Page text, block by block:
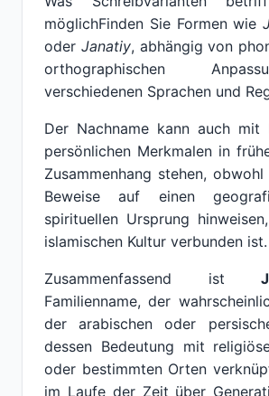
möglichFinden Sie Formen wie
oder Janatiy, abhängig von
orthographischen
verschiedenen Sprachen und
Der Nachname kann auch mit
persönlichen Merkmalen in
Zusammenhang stehen,
Beweise auf einen
spirituellen Ursprung
islamischen Kultur verbunden ist.
Zusammenfassend ist
Familienname, der
der arabischen oder
dessen Bedeutung mit
oder bestimmten Orten
im Laufe der Zeit über